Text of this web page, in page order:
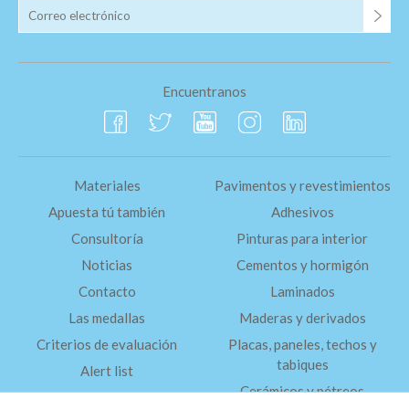
Encuentranos
Materiales
Apuesta tú también
Consultoría
Noticias
Contacto
Las medallas
Criterios de evaluación
Alert list
FAQ
Pavimentos y revestimientos
Adhesivos
Pinturas para interior
Cementos y hormigón
Laminados
Maderas y derivados
Placas, paneles, techos y
tabiques
Cerámicos y pétreos